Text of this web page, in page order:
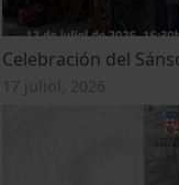
Celebración del
17 juliol, 2026